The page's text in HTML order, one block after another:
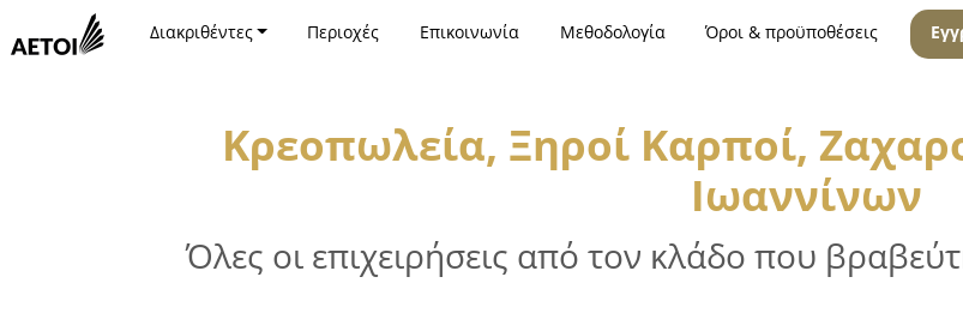
Διακριθέντες Περιοχές Επικοινωνία Μεθοδολογία Όροι & προϋποθέσεις
Κρεοπωλεία, Ξηροί Καρποί,
Ιωαννίνων
Όλες οι επιχειρήσεις από τον κλάδο που